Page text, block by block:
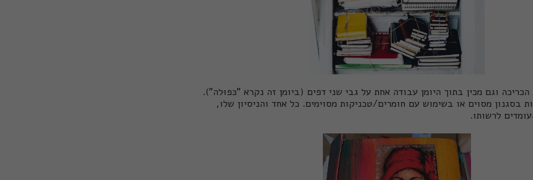
וגם מכין בתוך היומן עבודה אחת על גבי שני דפים (ביומן זה נקרא "כּפוּלה").
בסגנון מסוים או בשימוש עם חומרים/טכניקות מסוימים. כל אחד והניסיון שלו,
לרשותו.